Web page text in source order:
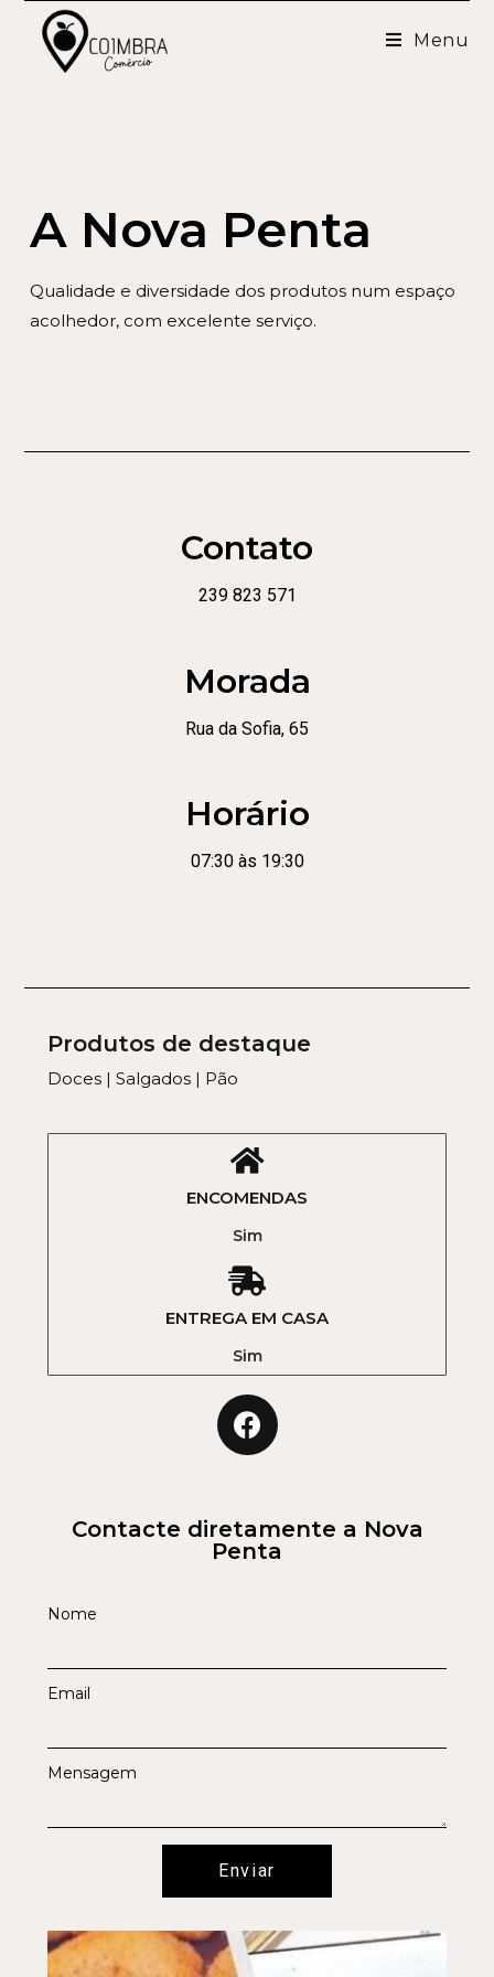
Menu
A Nova Penta
Qualidade e diversidade dos produtos num espaço
acolhedor, com excelente serviço.
Contato
239 823 571
Morada
Rua da Sofia, 65
Horário
07:30 às 19:30
Produtos de destaque
Doces | Salgados | Pão
ENCOMENDAS
Sim
ENTREGA EM CASA
Sim
Contacte diretamente a Nova
Penta
Nome
Email
Mensagem
Enviar